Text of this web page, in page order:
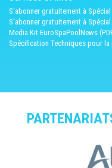
S'abonner gratuitement à
S'abonner gratuitement à
Media Kit EuroSpaPoolNews
Spécification Techniques pour la